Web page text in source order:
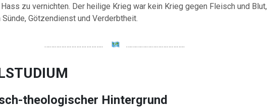
zu vernichten. Der heilige Krieg war kein Krieg gegen Fleisch und Blut,
Götzendienst und Verderbtheit.
…………………………….. ……………………………..
theologischer Hintergrund